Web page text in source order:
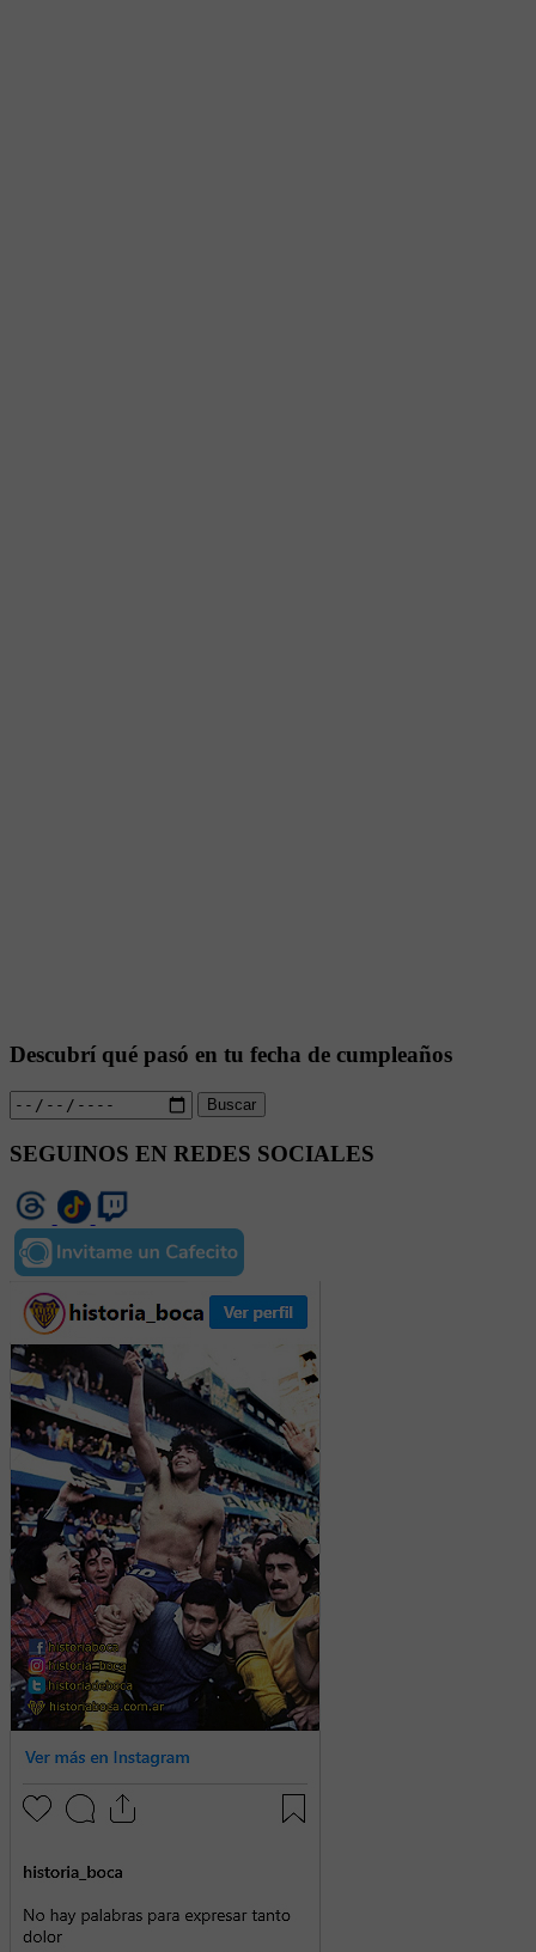
Descubrí qué pasó en tu fecha de cumpleaños
Buscar
SEGUINOS EN REDES SOCIALES